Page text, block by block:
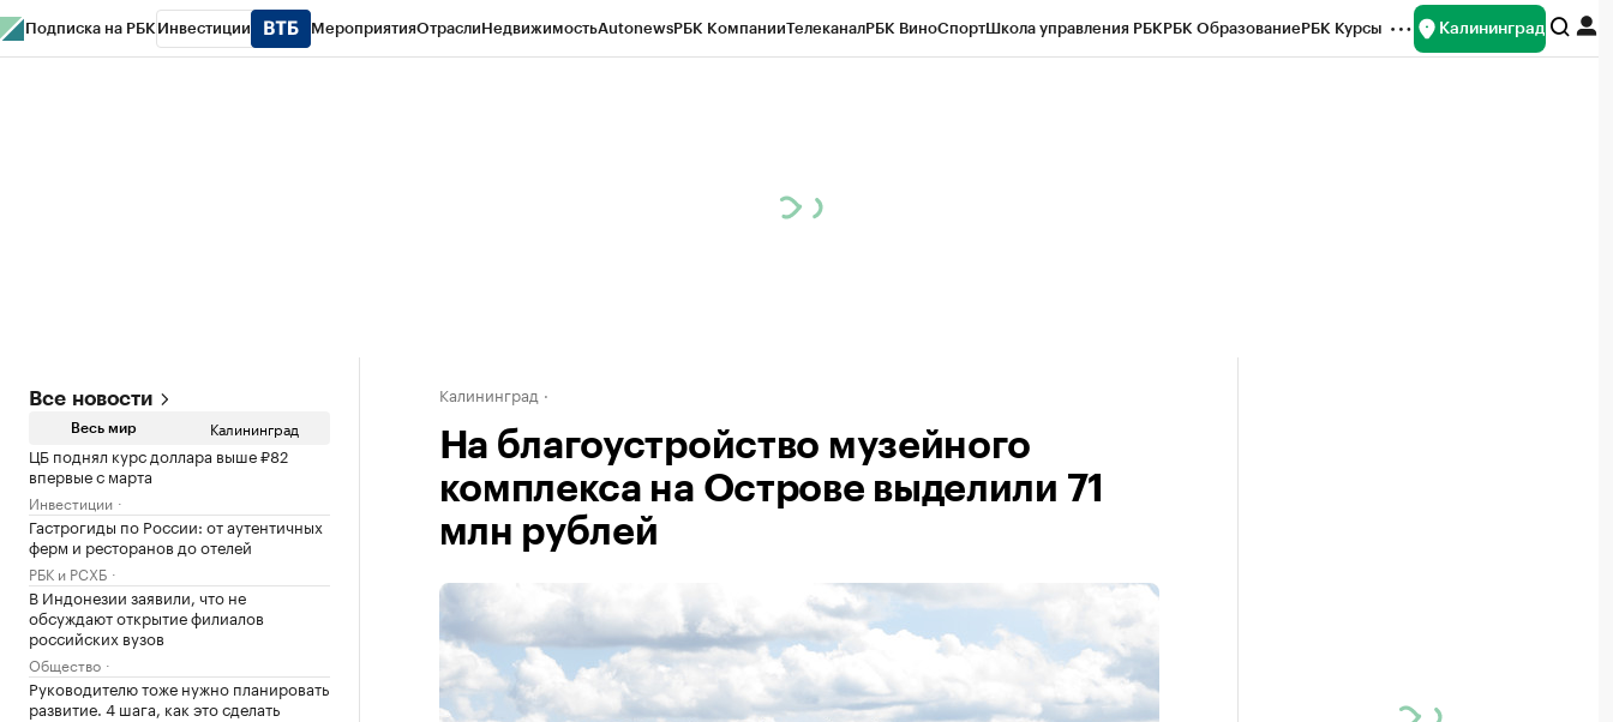
Подписка на РБК Инвестиции МероприятияОтраслиНедвижимостьAutonewsРБК КомпанииТелеканалРБК ВиноСпортШкола управления РБКРБК ОбразованиеРБК Курсы Калининград
Все новости
Весь мир Калининград
ЦБ поднял курс доллара выше ₽82
впервые с марта
Инвестиции
Гастрогиды по России: от аутентичных
ферм и ресторанов до отелей
РБК и РСХБ
В Индонезии заявили, что не
обсуждают открытие филиалов
российских вузов
Общество
Руководителю тоже нужно планировать
развитие. 4 шага, как это сделать
Калининград
На благоустройство музейного
комплекса на Острове выделили 71
млн рублей